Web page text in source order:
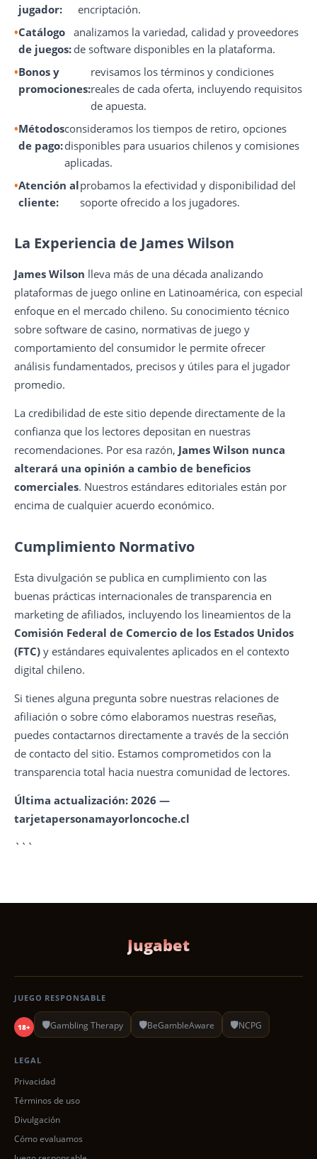
jugador:
encriptación.
Catálogo
de juegos:
analizamos la variedad, calidad y proveedores
de software disponibles en la plataforma.
Bonos y
promociones:
revisamos los términos y condiciones
reales de cada oferta, incluyendo requisitos
de apuesta.
Métodos
de pago:
consideramos los tiempos de retiro, opciones
disponibles para usuarios chilenos y comisiones
aplicadas.
Atención al
cliente:
probamos la efectividad y disponibilidad del
soporte ofrecido a los jugadores.
La Experiencia de James Wilson
James Wilson lleva más de una década analizando
plataformas de juego online en Latinoamérica, con especial
enfoque en el mercado chileno. Su conocimiento técnico
sobre software de casino, normativas de juego y
comportamiento del consumidor le permite ofrecer
análisis fundamentados, precisos y útiles para el jugador
promedio.
La credibilidad de este sitio depende directamente de la
confianza que los lectores depositan en nuestras
recomendaciones. Por esa razón, James Wilson nunca
alterará una opinión a cambio de beneficios
comerciales. Nuestros estándares editoriales están por
encima de cualquier acuerdo económico.
Cumplimiento Normativo
Esta divulgación se publica en cumplimiento con las
buenas prácticas internacionales de transparencia en
marketing de afiliados, incluyendo los lineamientos de la
Comisión Federal de Comercio de los Estados Unidos
(FTC) y estándares equivalentes aplicados en el contexto
digital chileno.
Si tienes alguna pregunta sobre nuestras relaciones de
afiliación o sobre cómo elaboramos nuestras reseñas,
puedes contactarnos directamente a través de la sección
de contacto del sitio. Estamos comprometidos con la
transparencia total hacia nuestra comunidad de lectores.
Última actualización: 2026 —
tarjetapersonamayorloncoche.cl
```
Jugabet
JUEGO RESPONSABLE
18+ 🛡️Gambling Therapy 🛡️BeGambleAware 🛡️NCPG
LEGAL
Privacidad
Términos de uso
Divulgación
Cómo evaluamos